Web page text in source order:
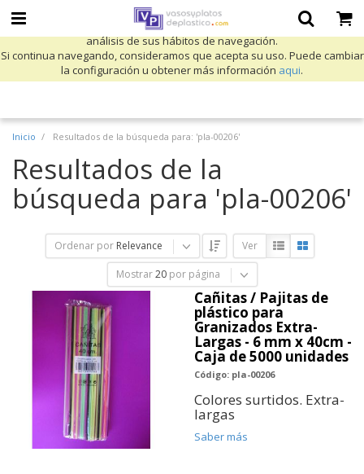
Utilizamos cookies propias y de terceros para mejorar nuestros servicios
y mostrarle publicidad relacionada con sus preferencias mediante el
análisis de sus hábitos de navegación.
Si continua navegando, consideramos que acepta su uso. Puede cambiar
la configuración u obtener más información aqui.
Inicio Resultados de la búsqueda para: 'pla-00206'
Resultados de la
búsqueda para 'pla-00206'
Ordenar por Relevance Ver
Mostrar 20 por página
Cañitas / Pajitas de
plástico para
Granizados Extra-
Largas - 6 mm x 40cm -
Caja de 5000 unidades
Código: pla-00206
Colores surtidos. Extra-
largas
Saber más